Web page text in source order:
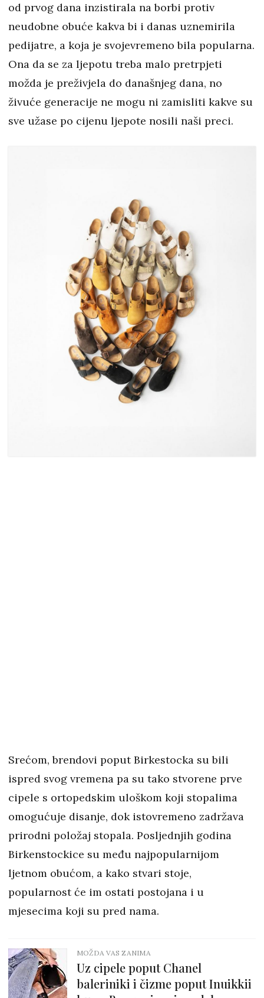
od prvog dana inzistirala na borbi protiv
neudobne obuće kakva bi i danas uznemirila
pedijatre, a koja je svojevremeno bila popularna.
Ona da se za ljepotu treba malo pretrpjeti
možda je preživjela do današnjeg dana, no
živuće generacije ne mogu ni zamisliti kakve su
sve užase po cijenu ljepote nosili naši preci.
Srećom, brendovi poput Birkestocka su bili
ispred svog vremena pa su tako stvorene prve
cipele s ortopedskim uloškom koji stopalima
omogućuje disanje, dok istovremeno zadržava
prirodni položaj stopala. Posljednjih godina
Birkenstockice su među najpopularnijom
ljetnom obućom, a kako stvari stoje,
popularnost će im ostati postojana i u
mjesecima koji su pred nama.
MOŽDA VAS ZANIMA
Uz cipele poput Chanel
baleriniki i čizme poput Inuikkii